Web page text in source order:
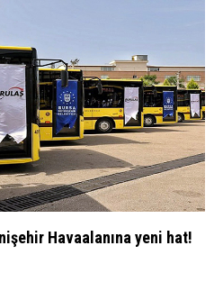
Havaalanına yeni hat!